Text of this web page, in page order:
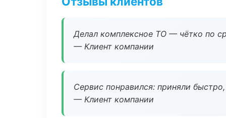
Делал комплексное ТО — чётко по
— Клиент компании
Сервис понравился: приняли
— Клиент компании